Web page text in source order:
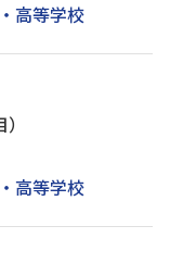
高等学校
高等学校